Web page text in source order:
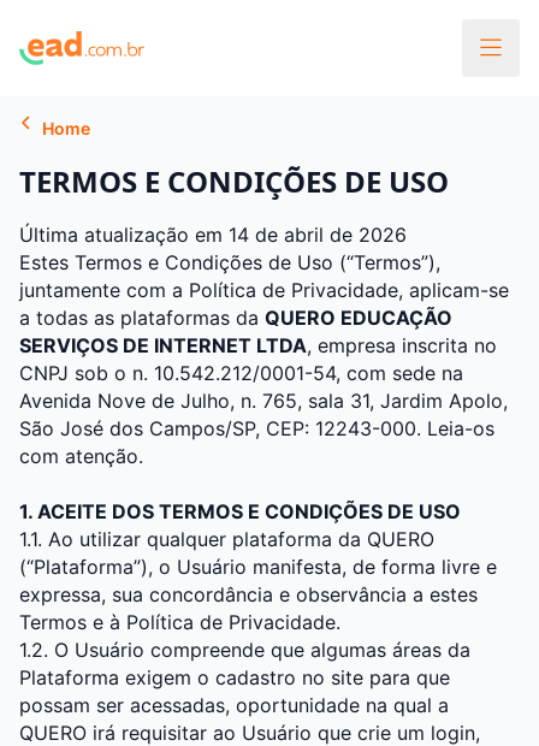
Home
TERMOS E CONDIÇÕES DE USO
Última atualização em 14 de abril de 2026
Estes Termos e Condições de Uso (“Termos”),
juntamente com a Política de Privacidade, aplicam-se
a todas as plataformas da QUERO EDUCAÇÃO
SERVIÇOS DE INTERNET LTDA, empresa inscrita no
CNPJ sob o n. 10.542.212/0001-54, com sede na
Avenida Nove de Julho, n. 765, sala 31, Jardim Apolo,
São José dos Campos/SP, CEP: 12243-000. Leia-os
com atenção.
1. ACEITE DOS TERMOS E CONDIÇÕES DE USO
1.1. Ao utilizar qualquer plataforma da QUERO
(“Plataforma”), o Usuário manifesta, de forma livre e
expressa, sua concordância e observância a estes
Termos e à Política de Privacidade.
1.2. O Usuário compreende que algumas áreas da
Plataforma exigem o cadastro no site para que
possam ser acessadas, oportunidade na qual a
QUERO irá requisitar ao Usuário que crie um login,